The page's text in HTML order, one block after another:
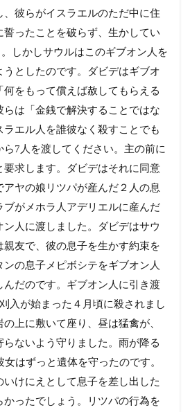
、彼らがイスラエルのただ中に住
ったことを破らず、生かしてい
しかしサウルはこのギブオン人を
としたのです。ダビデはギブオ
何をもって償えば赦してもらえる
は「金銭で解決することではな
エル人を誰彼なく殺すことでも
7人を渡してください。主の前に
要求します。ダビデはそれに同意
アヤの娘リツパが産んだ２人の息
がメホラ人アデリエルに産んだ
ン人に渡しました。ダビデはサウ
親友で、彼の息子を生かす約束を
ンの息子メピボシテをギブオン人
んだのです。ギブオン人に引き渡
入が始まった４月頃に殺されまし
上に敷いて座り、昼は猛禽が、
ないよう守りました。雨が降る
はずっと遺体を守ったのです。
けにえとして息子を差し出した
かったでしょう。リツパの行為を